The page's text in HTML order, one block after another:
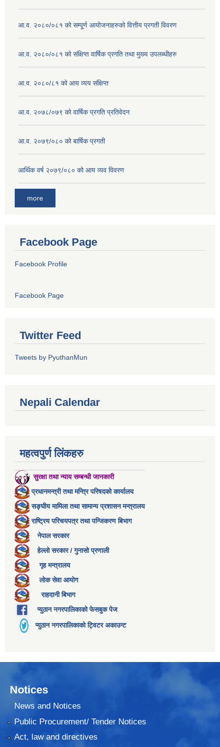
आ.व. २०८०/०८१ को सम्पू्र्ण आयोजनाहरुको वित्तीय प्रगती विवरण
आ.व. २०८०/०८१ को संक्षिप्त वार्षिक प्रगति तथा मुख्य उपलब्धीहरु
आ.व. २०८०/८१ को आय व्यय संक्षिप्त
आ.व. २०७८/०७९ को वार्षिक प्रगति प्रतिवेदन
आ.व. २०७९/०८० को बार्षिक प्रगती
आर्थिक वर्ष २०७९/०८० को आय व्यव विवरण
more
Facebook Page
Facebook Profile
Facebook Page
Twitter Feed
Tweets by PyuthanMun
Nepali Calendar
महत्वपुर्ण लिंकहरु
सुरक्षा तथा न्याय सम्बन्धी जानकारी
प्रधानमन्त्री तथा मन्त्रि परिषदको कार्यालय
सङ्घीय मामिला तथा सामान्य प्रशासन मन्त्रालय
राष्ट्रिय परिचयपत्र तथा पन्जिकरण बिभाग
नेपाल सरकार
हेल्लो सरकार / गुनासो प्रणाली
गृह मन्त्रालय
लोक सेवा आयोग
राहदानी बिभाग
प्युठान नगरपालिकाको फेसबुक पेज
प्युठान नगरपालिकाको ट्विटर अकाउन्ट
Notices
News and Notices
Public Procurement/ Tender Notices
Act, law and directives